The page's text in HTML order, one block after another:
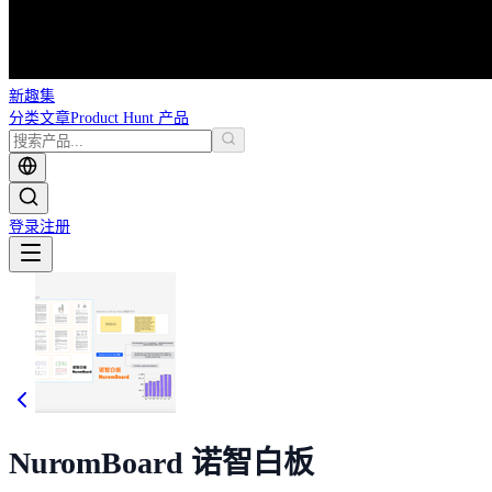
新趣集
分类文章Product Hunt 产品
登录注册
NuromBoard 诺智白板